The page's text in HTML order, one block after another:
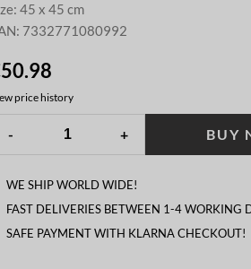
:45 x 45 cm
: 7332771080992
price history
- + BUY
WE SHIP WORLD WIDE!
FAST DELIVERIES BETWEEN 1-4 WORKING
SAFE PAYMENT WITH KLARNA CHECKOUT!